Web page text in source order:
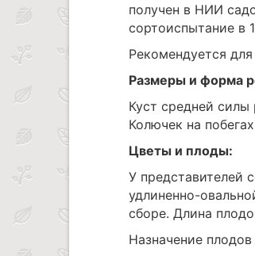
получен в НИИ
сортоиспытание в
Рекомендуется
Размеры и форма
Куст средней
Колючек на
Цветы и плоды:
У представителей
удлиненно-
сборе. Длина
Назначение